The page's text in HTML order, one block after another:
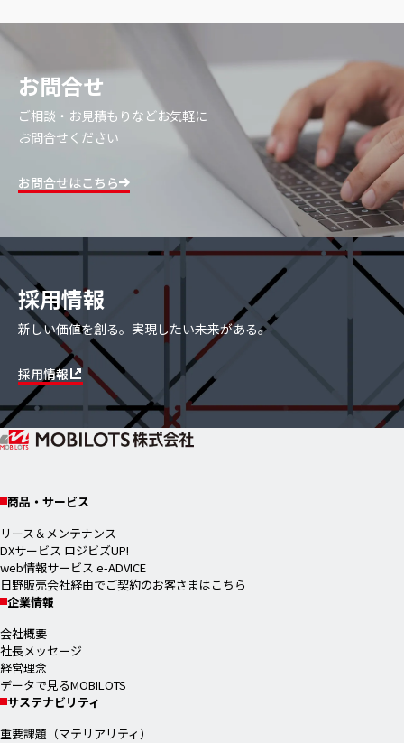
お問合せ
ご相談・お見積もりなどお気軽に
お問合せください
お問合せはこちら
採用情報
新しい価値を創る。実現したい未来がある。
採用情報
商品・サービス
リース＆メンテナンス
DXサービス ロジビズUP!
web情報サービス e-ADVICE
日野販売会社経由でご契約のお客さまはこちら
企業情報
会社概要
社長メッセージ
経営理念
データで見るMOBILOTS
サステナビリティ
重要課題（マテリアリティ）